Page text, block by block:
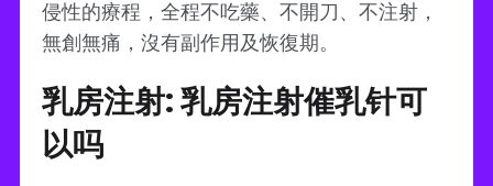
侵性的療程，全程不吃藥、不開刀、不注射，
無創無痛，沒有副作用及恢復期。
乳房注射: 乳房注射催乳针可
以吗